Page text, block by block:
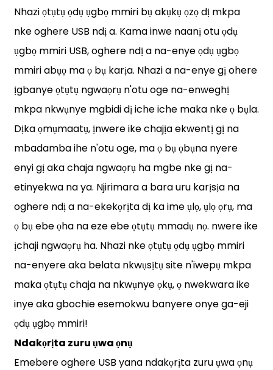
Nhazi ọtụtụ ọdụ ụgbọ mmiri bụ akụkụ ọzọ dị mkpa
nke oghere USB ndị a. Kama inwe naanị otu ọdụ
ụgbọ mmiri USB, oghere ndị a na-enye ọdụ ụgbọ
mmiri abụọ ma ọ bụ karịa. Nhazi a na-enye gị ohere
ịgbanye ọtụtụ ngwaọrụ n'otu oge na-enweghị
mkpa nkwụnye mgbidi dị iche iche maka nke ọ bụla.
Dịka ọmụmaatụ, ịnwere ike chajịa ekwentị gị na
mbadamba ihe n'otu oge, ma ọ bụ ọbụna nyere
enyi gị aka chaja ngwaọrụ ha mgbe nke gị na-
etinyekwa na ya. Njirimara a bara uru karịsịa na
oghere ndị a na-ekekọrịta dị ka ime ụlọ, ụlọ ọrụ, ma
ọ bụ ebe ọha na eze ebe ọtụtụ mmadụ nọ. nwere ike
ịchaji ngwaọrụ ha. Nhazi nke ọtụtụ ọdụ ụgbọ mmiri
na-enyere aka belata nkwụsịtụ site n'iwepụ mkpa
maka ọtụtụ chaja na nkwụnye ọkụ, ọ nwekwara ike
inye aka gbochie esemokwu banyere onye ga-eji
ọdụ ụgbọ mmiri!
Ndakọrịta zuru ụwa ọnụ
Emebere oghere USB yana ndakọrịta zuru ụwa ọnụ